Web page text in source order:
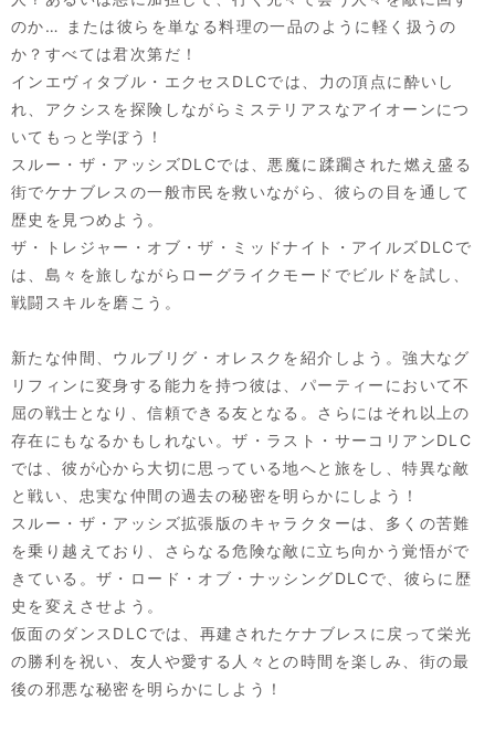
のか… または彼らを単なる料理の一品のように軽く扱うの
か？すべては君次第だ！
インエヴィタブル・エクセスDLCでは、力の頂点に酔いし
れ、アクシスを探険しながらミステリアスなアイオーンにつ
いてもっと学ぼう！
スルー・ザ・アッシズDLCでは、悪魔に蹂躙された燃え盛る
街でケナブレスの一般市民を救いながら、彼らの目を通して
歴史を見つめよう。
ザ・トレジャー・オブ・ザ・ミッドナイト・アイルズDLCで
は、島々を旅しながらローグライクモードでビルドを試し、
戦闘スキルを磨こう。
新たな仲間、ウルブリグ・オレスクを紹介しよう。強大なグ
リフィンに変身する能力を持つ彼は、パーティーにおいて不
屈の戦士となり、信頼できる友となる。さらにはそれ以上の
存在にもなるかもしれない。ザ・ラスト・サーコリアンDLC
では、彼が心から大切に思っている地へと旅をし、特異な敵
と戦い、忠実な仲間の過去の秘密を明らかにしよう！
スルー・ザ・アッシズ拡張版のキャラクターは、多くの苦難
を乗り越えており、さらなる危険な敵に立ち向かう覚悟がで
きている。ザ・ロード・オブ・ナッシングDLCで、彼らに歴
史を変えさせよう。
仮面のダンスDLCでは、再建されたケナブレスに戻って栄光
の勝利を祝い、友人や愛する人々との時間を楽しみ、街の最
後の邪悪な秘密を明らかにしよう！